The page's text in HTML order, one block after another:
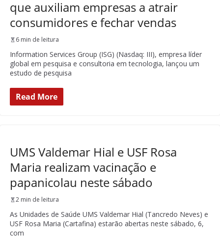
que auxiliam empresas a atrair
consumidores e fechar vendas
6 min de leitura
Information Services Group (ISG) (Nasdaq: III), empresa líder
global em pesquisa e consultoria em tecnologia, lançou um
estudo de pesquisa
Read More
UMS Valdemar Hial e USF Rosa
Maria realizam vacinação e
papanicolau neste sábado
2 min de leitura
As Unidades de Saúde UMS Valdemar Hial (Tancredo Neves) e
USF Rosa Maria (Cartafina) estarão abertas neste sábado, 6,
com